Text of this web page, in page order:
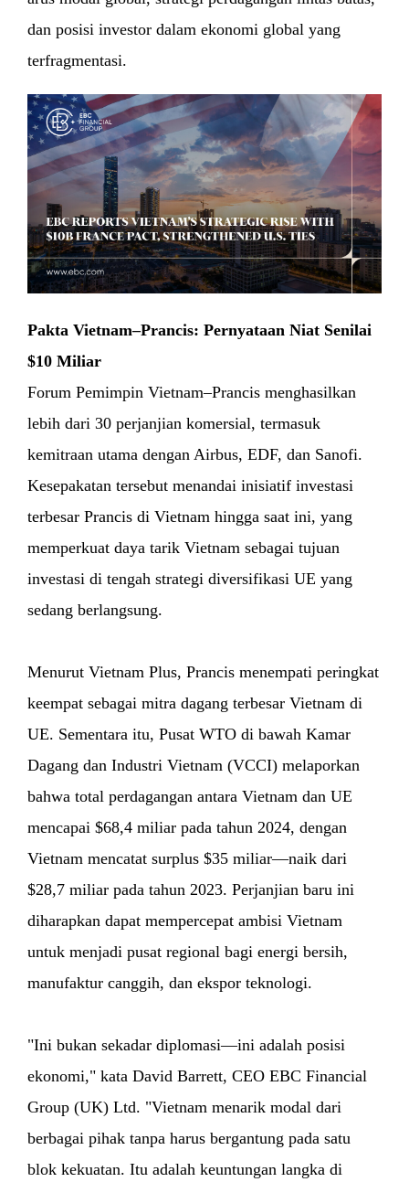
dan posisi investor dalam ekonomi global yang
terfragmentasi.
Pakta Vietnam–Prancis: Pernyataan Niat Senilai
$10 Miliar
Forum Pemimpin Vietnam–Prancis menghasilkan
lebih dari 30 perjanjian komersial, termasuk
kemitraan utama dengan Airbus, EDF, dan Sanofi.
Kesepakatan tersebut menandai inisiatif investasi
terbesar Prancis di Vietnam hingga saat ini, yang
memperkuat daya tarik Vietnam sebagai tujuan
investasi di tengah strategi diversifikasi UE yang
sedang berlangsung.
Menurut Vietnam Plus, Prancis menempati peringkat
keempat sebagai mitra dagang terbesar Vietnam di
UE. Sementara itu, Pusat WTO di bawah Kamar
Dagang dan Industri Vietnam (VCCI) melaporkan
bahwa total perdagangan antara Vietnam dan UE
mencapai $68,4 miliar pada tahun 2024, dengan
Vietnam mencatat surplus $35 miliar—naik dari
$28,7 miliar pada tahun 2023. Perjanjian baru ini
diharapkan dapat mempercepat ambisi Vietnam
untuk menjadi pusat regional bagi energi bersih,
manufaktur canggih, dan ekspor teknologi.
"Ini bukan sekadar diplomasi—ini adalah posisi
ekonomi," kata David Barrett, CEO EBC Financial
Group (UK) Ltd. "Vietnam menarik modal dari
berbagai pihak tanpa harus bergantung pada satu
blok kekuatan. Itu adalah keuntungan langka di